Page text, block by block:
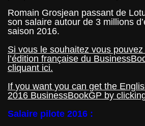
Romain Grosjean passant de
son salaire autour de 3 millions
saison 2016.
Si vous le souhaitez vous
l’édition française du
cliquant ici.
If you want you can get the
2016 BusinessBookGP by
Salaire pilote 2016 :